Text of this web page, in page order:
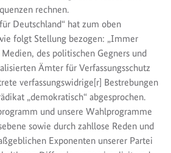
rechnen.
Deutschland“ hat zum oben
folgt Stellung bezogen: „Immer
des politischen Gegners und
Ämter für Verfassungsschutz
verfassungswidrige[r] Bestrebungen
„demokratisch“ abgesprochen.
und unsere Wahlprogramme
sowie durch zahllose Reden und
Exponenten unserer Partei